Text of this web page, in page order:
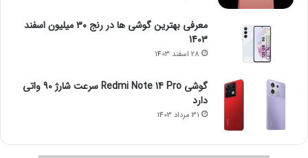
معرفی بهترین گوشی ها در رنج ۳۰ میلیون اسفند
1403
28 اسفند 1403
گوشی Redmi Note 14 Pro سرعت شارژ 90 واتی
دارد
31 مرداد 1403